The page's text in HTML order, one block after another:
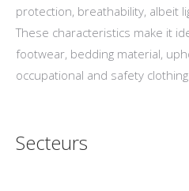
protection, breathability, albeit
These characteristics make it
footwear, bedding material,
occupational and safety
Secteurs